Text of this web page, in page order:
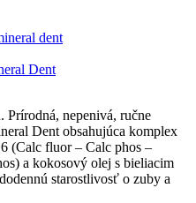
Dent
Prírodná, nepenivá, ručne
Dent obsahujúca komplex
(Calc fluor – Calc phos –
a kokosový olej s bieliacim
starostlivosť o zuby a